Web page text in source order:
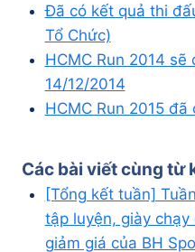
Đã có kết quả thi
Tổ Chức)
HCMC Run 2014
14/12/2014
HCMC Run 2015
Các bài viết cùng từ
[Tổng kết tuần]
tập luyện, giày
giảm giá của BH